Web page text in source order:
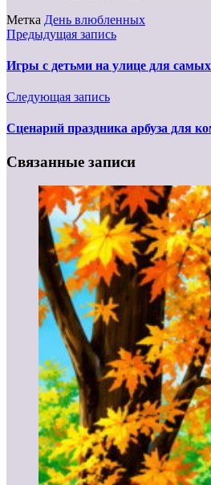
Метка День влюбленных
Предыдущая запись
Игры с детьми на улице для самых
Следующая запись
Сценарий праздника арбуза для
Связанные записи